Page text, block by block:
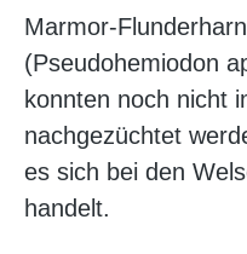
Marmor-
(Pseudohemiodon
konnten noch nicht
nachgezüchtet
es sich bei den
handelt.